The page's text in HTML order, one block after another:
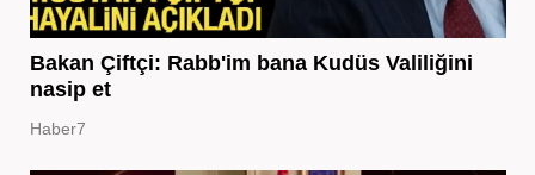
Bakan Çiftçi: Rabb'im bana Kudüs Valiliğini
nasip et
Haber7